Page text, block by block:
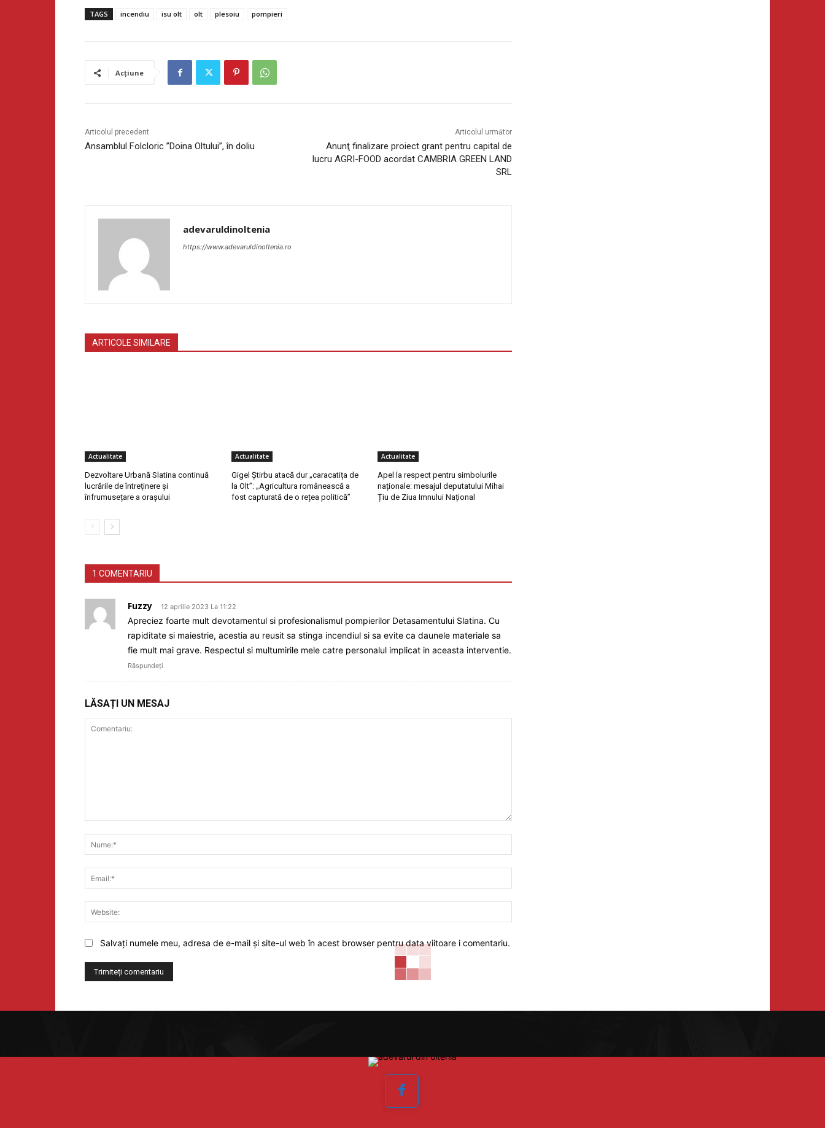
TAGS incendiu isu olt olt plesoiu pompieri
Acțiune
Articolul precedent
Ansamblul Folcloric ”Doina Oltului”, în doliu
Articolul următor
Anunţ finalizare proiect grant pentru capital de
lucru AGRI-FOOD acordat CAMBRIA GREEN LAND
SRL
adevaruldinoltenia
https://www.adevaruldinoltenia.ro
ARTICOLE SIMILARE
Actualitate
Dezvoltare Urbană Slatina continuă
lucrările de întreținere și
înfrumusețare a orașului
Actualitate
Gigel Știrbu atacă dur „caracatița de
la Olt”: „Agricultura românească a
fost capturată de o rețea politică”
Actualitate
Apel la respect pentru simbolurile
naționale: mesajul deputatului Mihai
Țiu de Ziua Imnului Național
1 COMENTARIU
Fuzzy 12 aprilie 2023 La 11:22
Apreciez foarte mult devotamentul si profesionalismul pompierilor Detasamentului Slatina. Cu
rapiditate si maiestrie, acestia au reusit sa stinga incendiul si sa evite ca daunele materiale sa
fie mult mai grave. Respectul si multumirile mele catre personalul implicat in aceasta interventie.
Răspundeți
LĂSAȚI UN MESAJ
Salvați numele meu, adresa de e-mail și site-ul web în acest browser pentru data viitoare i comentariu.